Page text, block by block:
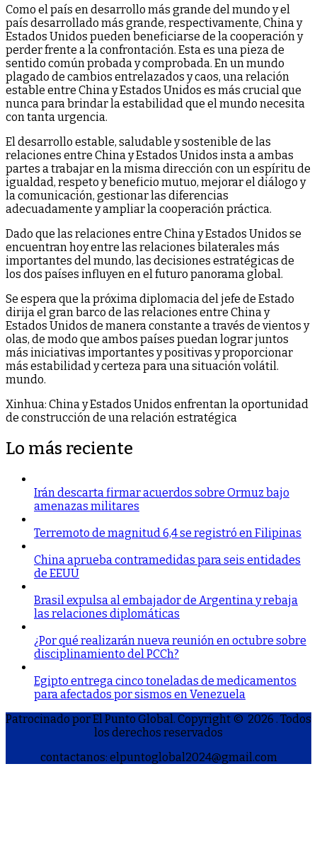
Como el país en desarrollo más grande del mundo y el
país desarrollado más grande, respectivamente, China y
Estados Unidos pueden beneficiarse de la cooperación y
perder frente a la confrontación. Esta es una pieza de
sentido común probada y comprobada. En un mundo
plagado de cambios entrelazados y caos, una relación
estable entre China y Estados Unidos es más crucial que
nunca para brindar la estabilidad que el mundo necesita
con tanta urgencia.
El desarrollo estable, saludable y sostenible de las
relaciones entre China y Estados Unidos insta a ambas
partes a trabajar en la misma dirección con un espíritu de
igualdad, respeto y beneficio mutuo, mejorar el diálogo y
la comunicación, gestionar las diferencias
adecuadamente y ampliar la cooperación práctica.
Dado que las relaciones entre China y Estados Unidos se
encuentran hoy entre las relaciones bilaterales más
importantes del mundo, las decisiones estratégicas de
los dos países influyen en el futuro panorama global.
Se espera que la próxima diplomacia del jefe de Estado
dirija el gran barco de las relaciones entre China y
Estados Unidos de manera constante a través de vientos y
olas, de modo que ambos países puedan lograr juntos
más iniciativas importantes y positivas y proporcionar
más estabilidad y certeza para una situación volátil.
mundo.
Xinhua: China y Estados Unidos enfrentan la oportunidad
de construcción de una relación estratégica
Lo más reciente
Irán descarta firmar acuerdos sobre Ormuz bajo
amenazas militares
Terremoto de magnitud 6,4 se registró en Filipinas
China aprueba contramedidas para seis entidades
de EEUU
Brasil expulsa al embajador de Argentina y rebaja
las relaciones diplomáticas
¿Por qué realizarán nueva reunión en octubre sobre
disciplinamiento del PCCh?
Egipto entrega cinco toneladas de medicamentos
para afectados por sismos en Venezuela
Patrocinado por El Punto Global. Copyright © 2026 . Todos
los derechos reservados
contactanos: elpuntoglobal2024@gmail.com